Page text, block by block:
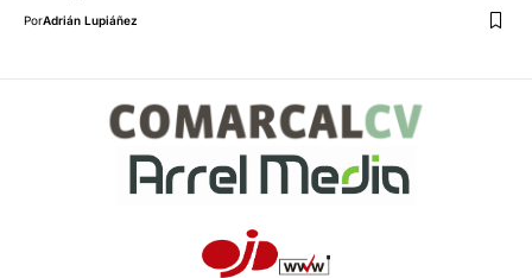
PorAdrián Lupiáñez